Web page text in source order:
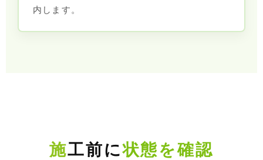
内します。
施工前に状態を確認